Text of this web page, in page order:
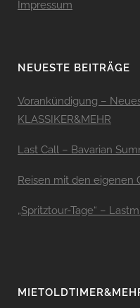
Impressum
NEUESTE BEITRÄGE
Vorankündigung –
KLASSIKER&MEHR
Last Call – Bavarian
Reisen mit den eigenen
„Spritztour-Tage“ –